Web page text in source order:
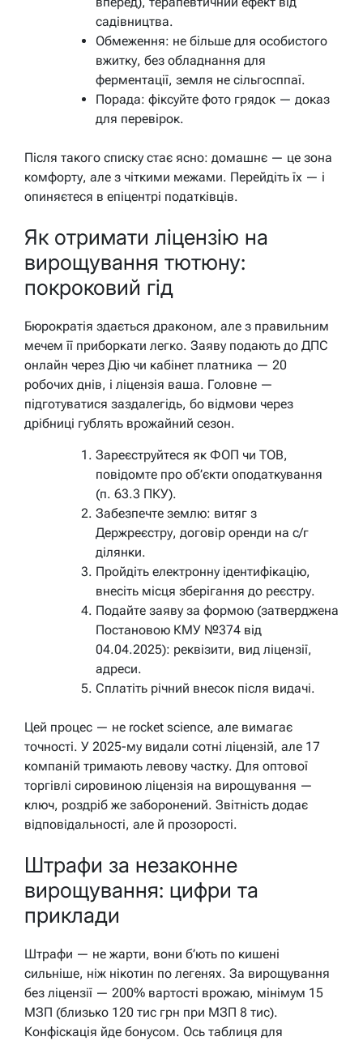
садівництва.
Обмеження: не більше для особистого
вжитку, без обладнання для
ферментації, земля не сільгосппаї.
Порада: фіксуйте фото грядок — доказ
для перевірок.
Після такого списку стає ясно: домашнє — це зона
комфорту, але з чіткими межами. Перейдіть їх — і
опиняєтеся в епіцентрі податківців.
Як отримати ліцензію на
вирощування тютюну:
покроковий гід
Бюрократія здається драконом, але з правильним
мечем її приборкати легко. Заяву подають до ДПС
онлайн через Дію чи кабінет платника — 20
робочих днів, і ліцензія ваша. Головне —
підготуватися заздалегідь, бо відмови через
дрібниці гублять врожайний сезон.
Зареєструйтеся як ФОП чи ТОВ,
повідомте про об’єкти оподаткування
(п. 63.3 ПКУ).
Забезпечте землю: витяг з
Держреєстру, договір оренди на с/г
ділянки.
Пройдіть електронну ідентифікацію,
внесіть місця зберігання до реєстру.
Подайте заяву за формою (затверджена
Постановою КМУ №374 від
04.04.2025): реквізити, вид ліцензії,
адреси.
Сплатіть річний внесок після видачі.
Цей процес — не rocket science, але вимагає
точності. У 2025-му видали сотні ліцензій, але 17
компаній тримають левову частку. Для оптової
торгівлі сировиною ліцензія на вирощування —
ключ, роздріб же заборонений. Звітність додає
відповідальності, але й прозорості.
Штрафи за незаконне
вирощування: цифри та
приклади
Штрафи — не жарти, вони б’ють по кишені
сильніше, ніж нікотин по легенях. За вирощування
без ліцензії — 200% вартості врожаю, мінімум 15
МЗП (близько 120 тис грн при МЗП 8 тис).
Конфіскація йде бонусом. Ось таблиця для